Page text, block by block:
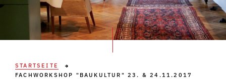
STARTSEITE
FACHWORKSHOP "BAUKULTUR" 23. & 24.11.2017